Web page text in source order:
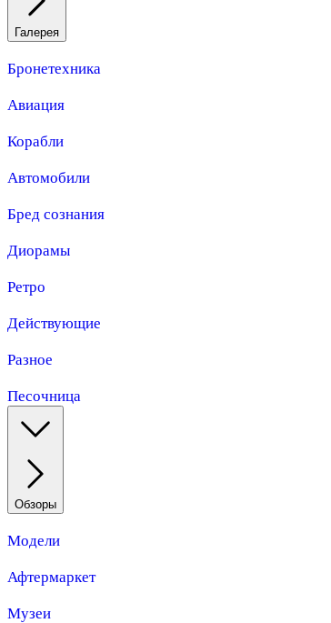
Галерея
Бронетехника
Авиация
Корабли
Автомобили
Бред сознания
Диорамы
Ретро
Действующие
Разное
Песочница
Обзоры
Модели
Афтермаркет
Музеи